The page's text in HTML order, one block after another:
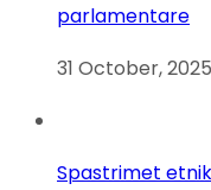
parlamentare
31 October, 2025
Spastrimet